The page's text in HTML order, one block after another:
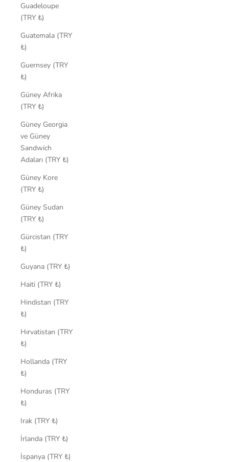
Guadeloupe
(TRY ₺)
Guatemala (TRY
₺)
Guernsey (TRY
₺)
Güney Afrika
(TRY ₺)
Güney Georgia
ve Güney
Sandwich
Adaları (TRY ₺)
Güney Kore
(TRY ₺)
Güney Sudan
(TRY ₺)
Gürcistan (TRY
₺)
Guyana (TRY ₺)
Haiti (TRY ₺)
Hindistan (TRY
₺)
Hırvatistan (TRY
₺)
Hollanda (TRY
₺)
Honduras (TRY
₺)
Irak (TRY ₺)
İrlanda (TRY ₺)
İspanya (TRY ₺)